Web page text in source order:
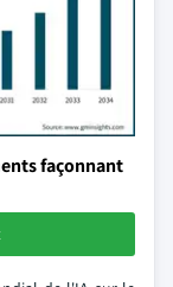
façonnant